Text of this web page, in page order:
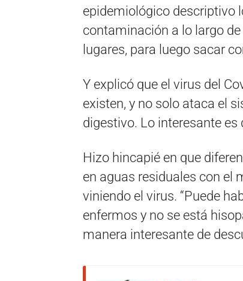
epidemiológico descriptivo
contaminación a lo largo
lugares, para luego sacar
Y explicó que el virus del
existen, y no solo ataca el
digestivo. Lo interesante es
Hizo hincapié en que
en aguas residuales con el
viniendo el virus. “Puede
enfermos y no se está
manera interesante de